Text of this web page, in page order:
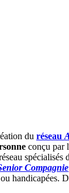
du réseau
conçu par
Compagnie
ou handicapées.